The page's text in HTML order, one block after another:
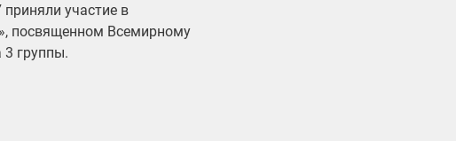
участие в
посвященном Всемирному
группы.